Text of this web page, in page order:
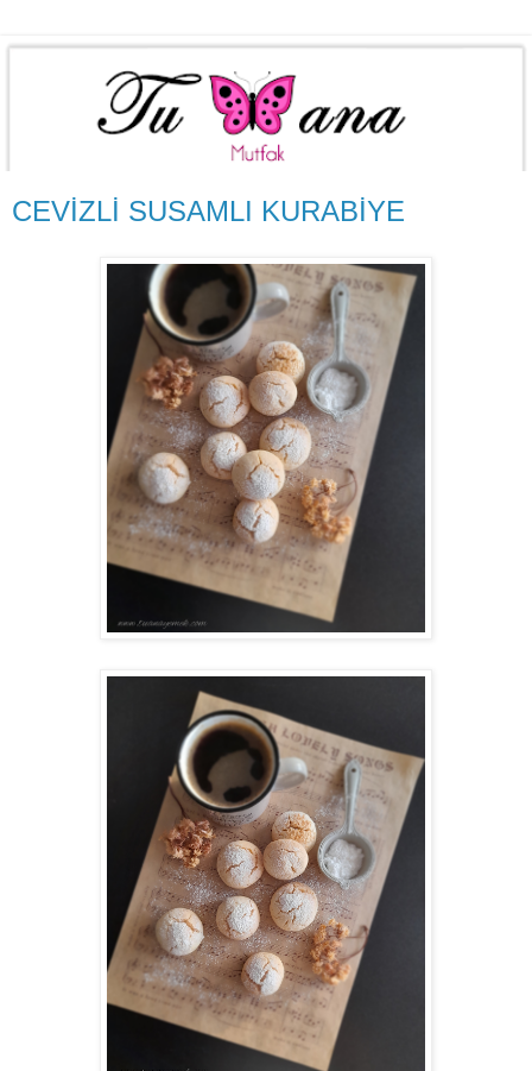
CEVİZLİ SUSAMLI KURABİYE